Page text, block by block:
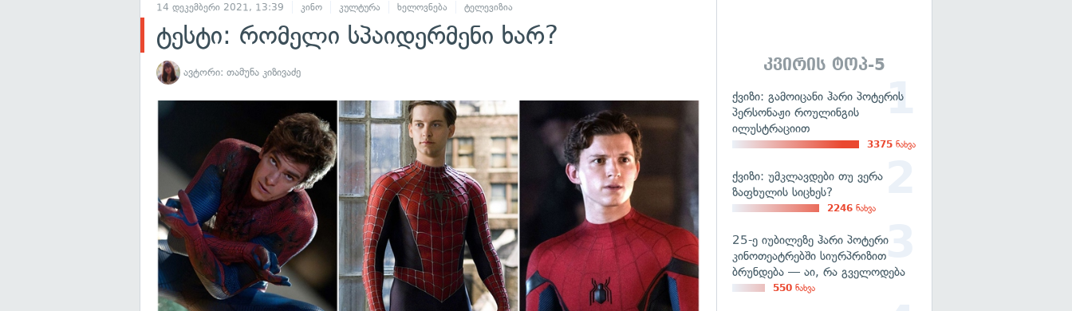
14 დეკემბერი 2021, 13:39 კინო კულტურა ხელოვნება ტელევიზია
ტესტი: რომელი სპაიდერმენი ხარ?
ავტორი: თამუნა კიზივაძე კვირის ტოპ-5
ქვიზი: გამოიცანი ჰარი პოტერის
პერსონაჟი როულინგის
ილუსტრაციით
3375 ნახვა
ქვიზი: უმკლავდები თუ ვერა
ზაფხულის სიცხეს?
2246 ნახვა
25-ე იუბილეზე ჰარი პოტერი
კინოთეატრებში სიურპრიზით
ბრუნდება — აი, რა გველოდება
550 ნახვა